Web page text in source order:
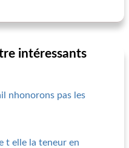
intéressants
nhonorons pas les
t elle la teneur en